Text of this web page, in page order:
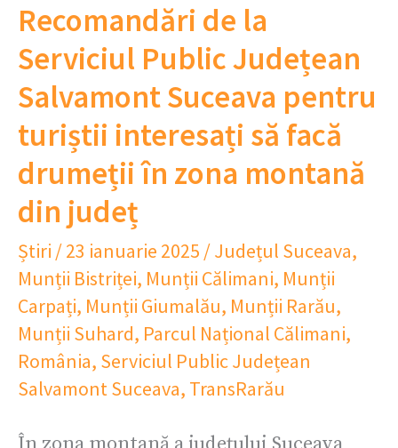
Recomandări de la
Serviciul Public Județean
Salvamont Suceava pentru
turiștii interesați să facă
drumeții în zona montană
din județ
Știri /23 ianuarie 2025 /Județul Suceava,
Munții Bistriței, Munții Călimani, Munții
Carpați, Munții Giumalău, Munții Rarău,
Munții Suhard, Parcul Național Călimani,
România, Serviciul Public Județean
Salvamont Suceava, TransRarău